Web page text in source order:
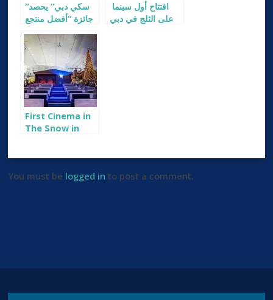
“سكي دبي” يحصد
جائزة “أفضل منتجع
العالم”
على الثلج في دبي
First Cinema in
The Snow in
You must be logged in to post a comment.